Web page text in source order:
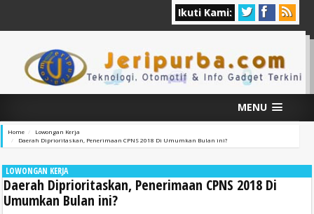
Ikuti Kami:
MENU
Home
Lowongan Kerja
Daerah Diprioritaskan, Penerimaan CPNS 2018 Di Umumkan Bulan ini?
LOWONGAN KERJA
Daerah Diprioritaskan, Penerimaan CPNS 2018 Di
Umumkan Bulan ini?